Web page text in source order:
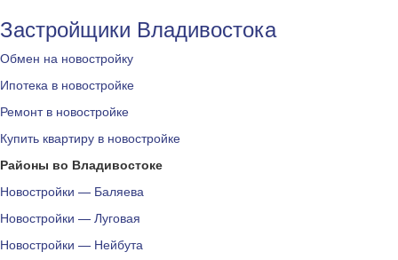
Застройщики Владивостока
Обмен на новостройку
Ипотека в новостройке
Ремонт в новостройке
Купить квартиру в новостройке
Районы во Владивостоке
Новостройки — Баляева
Новостройки — Луговая
Новостройки — Нейбута